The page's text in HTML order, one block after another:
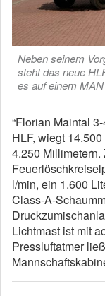
Neben seinem
steht das neue
es auf einem
“Florian Maintal
HLF, wiegt
4.250
l/min, ein 1.600
Class-A-
Lichtmast ist mit
Pressluftatmer